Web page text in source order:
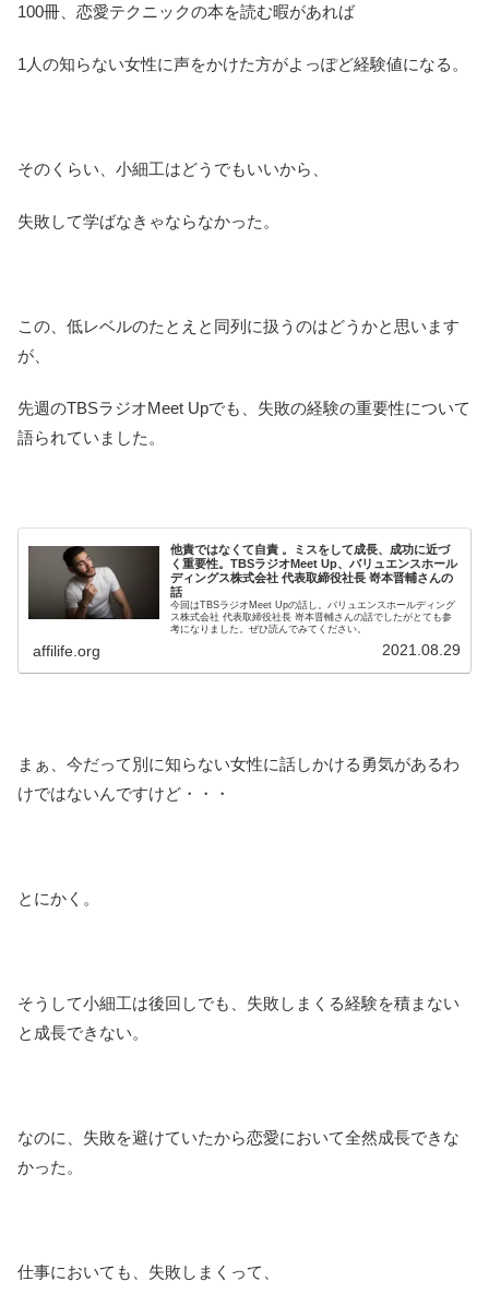
100冊、恋愛テクニックの本を読む暇があれば
1人の知らない女性に声をかけた方がよっぽど経験値になる。
そのくらい、小細工はどうでもいいから、
失敗して学ばなきゃならなかった。
この、低レベルのたとえと同列に扱うのはどうかと思います
が、
先週のTBSラジオMeet Upでも、失敗の経験の重要性について
語られていました。
他責ではなくて自責 。ミスをして成長、成功に近づ
く重要性。TBSラジオMeet Up、バリュエンスホール
ディングス株式会社 代表取締役社長 嵜本晋輔さんの
話
今回はTBSラジオMeet Upの話し。バリュエンスホールディング
ス株式会社 代表取締役社長 嵜本晋輔さんの話でしたがとても参
考になりました。ぜひ読んでみてください。
affilife.org 2021.08.29
まぁ、今だって別に知らない女性に話しかける勇気があるわ
けではないんですけど・・・
とにかく。
そうして小細工は後回しでも、失敗しまくる経験を積まない
と成長できない。
なのに、失敗を避けていたから恋愛において全然成長できな
かった。
仕事においても、失敗しまくって、